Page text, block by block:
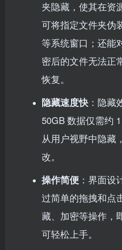
夹隐藏，使其在资
可将指定文件夹伪
等系统窗口；还能
密后的文件无法正
恢复。
隐藏速度快 ：隐藏
50GB 数据仅需约
从用户视野中隐藏
改。
操作简便 ：界面设
过简单的拖拽和点
藏、加密等操作，
可轻松上手。